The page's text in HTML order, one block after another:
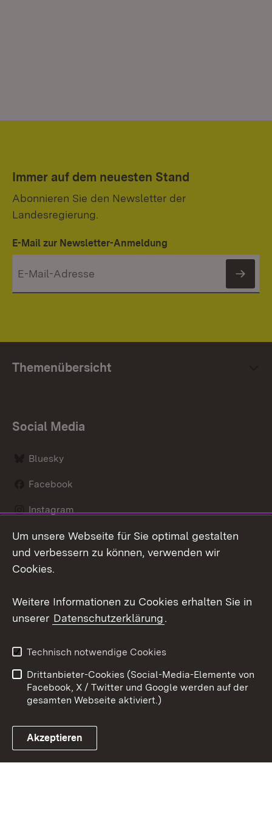
Immer auf dem neuesten Stand
Abonnieren Sie den Newsletter der
Landesregierung.
E-Mail zur Newsletter-Anmeldung
Themenübersicht
Social Media
Bluesky
Facebook
Instagram
LinkedIn
Link zum Landesportal
Datenschutz
Barrierefreiheit
Impressum
Cookies
Um unsere Webseite für Sie optimal gestalten
und verbessern zu können, verwenden wir
Cookies.
Weitere Informationen zu Cookies erhalten Sie in
unserer Datenschutzerklärung.
Technisch notwendige Cookies
Drittanbieter-Cookies (Social-Media-Elemente von
Facebook, X / Twitter und Google werden auf der
gesamten Webseite aktiviert.)
Akzeptieren